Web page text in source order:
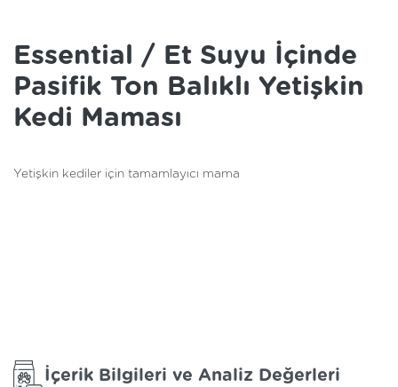
Essential / Et Suyu İçinde
Pasifik Ton Balıklı Yetişkin
Kedi Maması
Yetişkin kediler için tamamlayıcı mama
İçerik Bilgileri ve Analiz Değerleri